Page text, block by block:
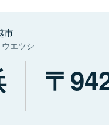
市
エツシ